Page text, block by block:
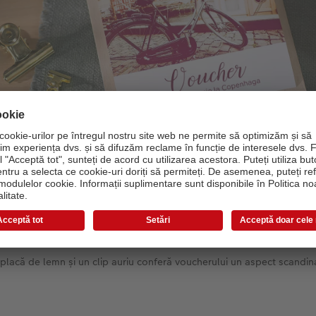
de lemn și un clip auriu conferă voucherului un aspect